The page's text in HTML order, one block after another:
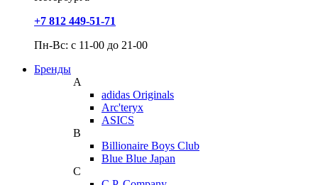
+7 812 449-51-71
Пн-Вс: с 11-00 до 21-00
Бренды
A
adidas Originals
Arc'teryx
ASICS
B
Billionaire Boys Club
Blue Blue Japan
C